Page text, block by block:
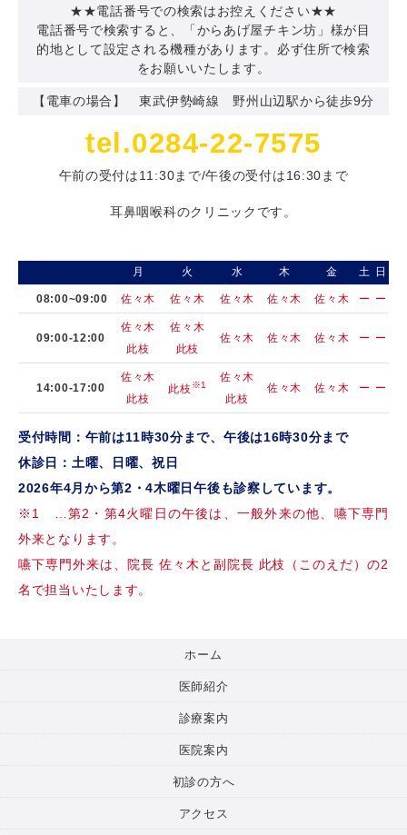
★★電話番号での検索はお控えください★★
電話番号で検索すると、「からあげ屋チキン坊」様が目
的地として設定される機種があります。必ず住所で検索
をお願いいたします。
【電車の場合】 東武伊勢崎線 野州山辺駅から徒歩9分
tel.0284-22-7575
午前の受付は11:30まで/午後の受付は16:30まで
耳鼻咽喉科のクリニックです。
月 火 水 木 金 土 日
08:00~09:00 佐々木 佐々木 佐々木 佐々木 佐々木 ー ー
09:00-12:00
佐々木
此枝
佐々木
此枝
佐々木 佐々木 佐々木 ー ー
14:00-17:00
佐々木
此枝
此枝※1
佐々木
此枝
佐々木 佐々木 ー ー
受付時間：午前は11時30分まで、午後は16時30分まで
休診日：土曜、日曜、祝日
2026年4月から第2・4木曜日午後も診察しています。
※1 …第2・第4火曜日の午後は、一般外来の他、嚥下専門
外来となります。
嚥下専門外来は、院長 佐々木と副院長 此枝（このえだ）の2
名で担当いたします。
ホーム
医師紹介
診療案内
医院案内
初診の方へ
アクセス